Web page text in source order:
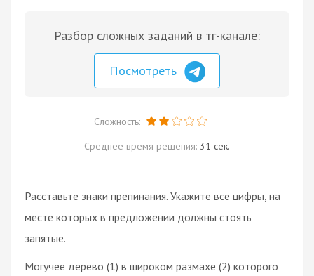
Разбор сложных заданий в тг-канале:
Посмотреть
Сложность:
Среднее время решения: 31 сек.
Расставьте знаки препинания. Укажите все цифры, на
месте которых в предложении должны стоять
запятые.
Могучее дерево (1) в широком размахе (2) которого